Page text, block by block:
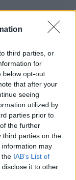
third parties, or
for
below opt-out
that after your
seeing
utilized by
parties prior to
the further
third parties on the
information may
the IAB’s List of
it to other